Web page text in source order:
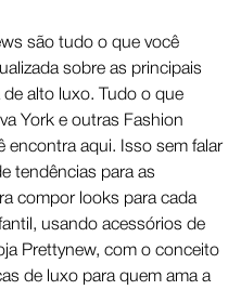
são tudo o que você
sobre as principais
alto luxo. Tudo o que
York e outras Fashion
encontra aqui. Isso sem falar
tendências para as
compor looks para cada
usando acessórios de
Prettynew, com o conceito
de luxo para quem ama a